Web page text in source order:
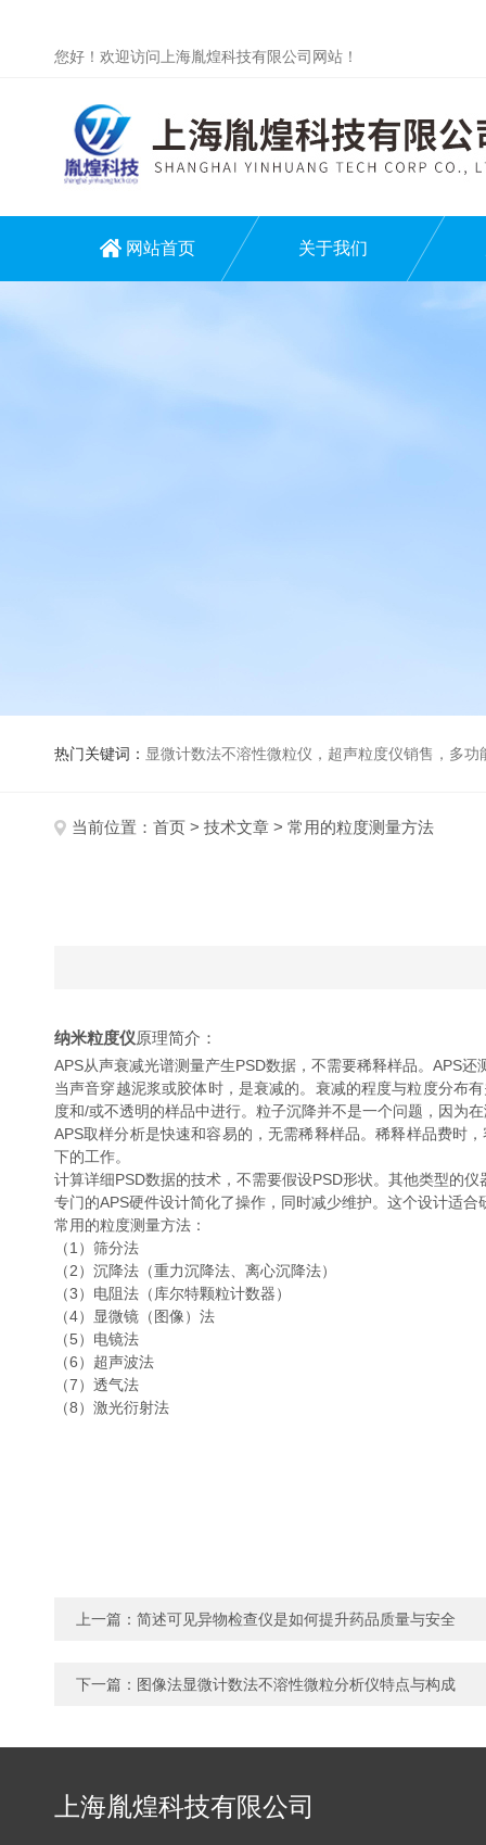
您好！欢迎访问上海胤煌科技有限公司网站！
网站首页 关于我们
热门关键词： 显微计数法不溶性微粒仪，超声粒度仪销售，多功能超声粒度分析仪，粒度及
当前位置： 首页 > 技术文章 > 常用的粒度测量方法
纳米粒度仪原理简介：
APS从声衰减光谱测量产生PSD数据，不需要稀释样品。APS
当声音穿越泥浆或胶体时，是衰减的。衰减的程度与粒度分布
度和/或不透明的样品中进行。粒子沉降并不是一个问题，因为
APS取样分析是快速和容易的，无需稀释样品。稀释样品费时
下的工作。
计算详细PSD数据的技术，不需要假设PSD形状。其他类型的
专门的APS硬件设计简化了操作，同时减少维护。这个设计适
常用的粒度测量方法：
（1）筛分法
（2）沉降法（重力沉降法、离心沉降法）
（3）电阻法（库尔特颗粒计数器）
（4）显微镜（图像）法
（5）电镜法
（6）超声波法
（7）透气法
（8）激光衍射法
上一篇： 简述可见异物检查仪是如何提升药品质量与安全
下一篇： 图像法显微计数法不溶性微粒分析仪特点与构成
上海胤煌科技有限公司